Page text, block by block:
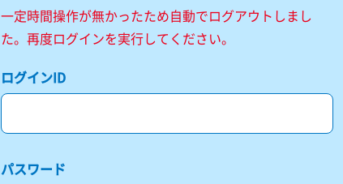
一定時間操作が無かったため自動でログアウトしまし
た。再度ログインを実行してください。
ログインID
パスワード